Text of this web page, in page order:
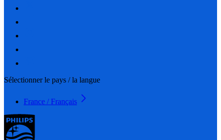
Sélectionner le pays / la langue
France / Français